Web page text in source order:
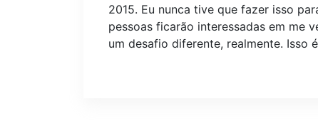
2015. Eu nunca tive que fazer isso
pessoas ficarão interessadas em me
um desafio diferente, realmente. Isso